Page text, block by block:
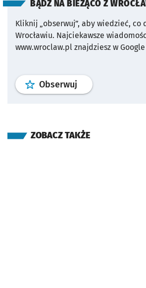
BĄDŹ NA BIEŻĄCO Z
Kliknij „obserwuj”, aby wiedzieć, co
Wrocławiu. Najciekawsze
www.wroclaw.pl znajdziesz w Google
Obserwuj profil
ZOBACZ TAKŻE